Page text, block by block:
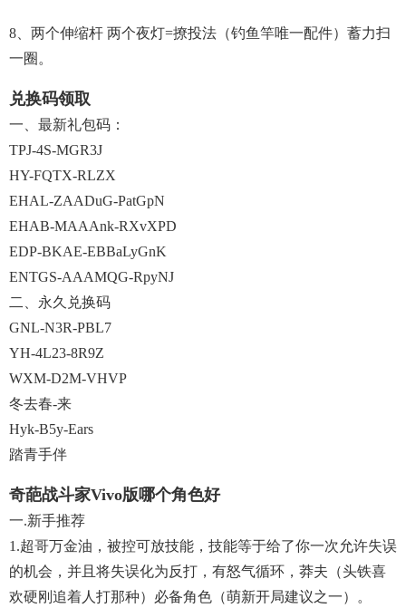
8、两个伸缩杆 两个夜灯=撩投法（钓鱼竿唯一配件）蓄力扫
一圈。
兑换码领取
一、最新礼包码：
TPJ-4S-MGR3J
HY-FQTX-RLZX
EHAL-ZAADuG-PatGpN
EHAB-MAAAnk-RXvXPD
EDP-BKAE-EBBaLyGnK
ENTGS-AAAMQG-RpyNJ
二、永久兑换码
GNL-N3R-PBL7
YH-4L23-8R9Z
WXM-D2M-VHVP
冬去春-来
Hyk-B5y-Ears
踏青手伴
奇葩战斗家vivo版哪个角色好
一.新手推荐
1.超哥万金油，被控可放技能，技能等于给了你一次允许失误
的机会，并且将失误化为反打，有怒气循环，莽夫（头铁喜
欢硬刚追着人打那种）必备角色（萌新开局建议之一）。